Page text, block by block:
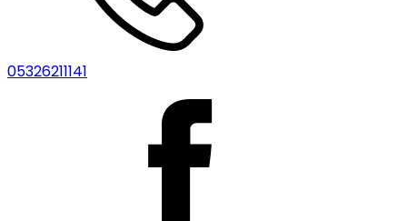
05326211141